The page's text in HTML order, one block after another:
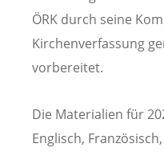
ÖRK durch seine
Kirchenverfassung
vorbereitet.
Die Materialien für
Englisch,